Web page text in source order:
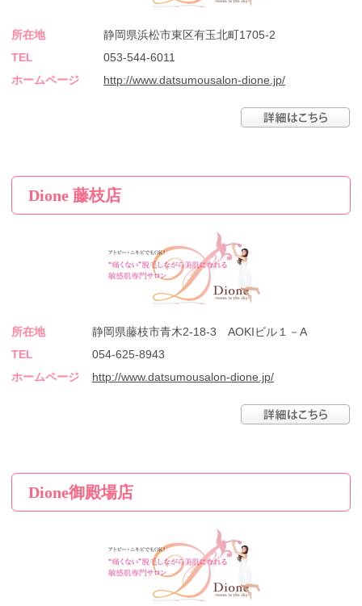
所在地
静岡県浜松市東区有玉北町1705-2
TEL
053-544-6011
ホームページ
http://www.datsumousalon-dione.jp/
Dione 藤枝店
所在地
静岡県藤枝市青木2-18-3 AOKIビル１－A
TEL
054-625-8943
ホームページ
http://www.datsumousalon-dione.jp/
Dione御殿場店